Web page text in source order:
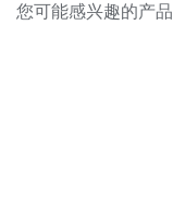
您可能感兴趣的产品